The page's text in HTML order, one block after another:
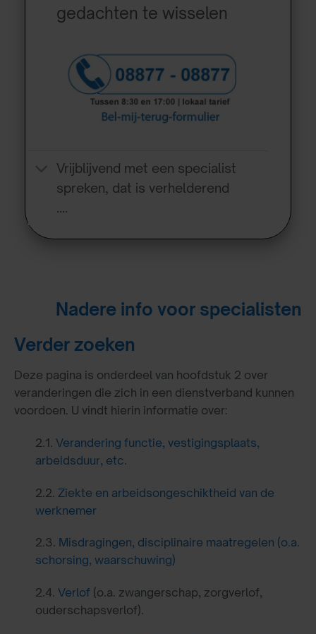
gedachten te wisselen
Vrijblijvend met een specialist
spreken, dat is verhelderend
….
Nadere info voor specialisten
Verder zoeken
Deze pagina is onderdeel van hoofdstuk 2 over
veranderingen die zich in een dienstverband kunnen
voordoen. U vindt hierin informatie over:
2.1. Verandering functie, vestigingsplaats,
arbeidsduur, etc.
2.2. Ziekte en arbeidsongeschiktheid van de
werknemer
2.3. Misdragingen, disciplinaire maatregelen (o.a.
schorsing, waarschuwing)
2.4. Verlof (o.a. zwangerschap, zorgverlof,
ouderschapsverlof).